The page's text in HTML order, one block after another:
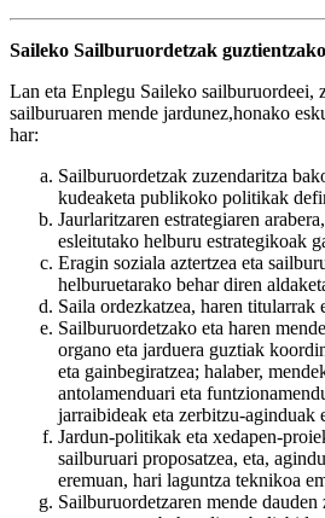
Saileko Sailburuordetzak
Lan eta Enplegu Saileko sailburuordeei,
sailburuaren mende jardunez,honako
har:
Sailburuordetzak zuzendaritza
kudeaketa publikoko politikak
Jaurlaritzaren estrategiaren
esleitutako helburu estrategikoak
Eragin soziala aztertzea eta
helburuetarako behar diren
Saila ordezkatzea, haren titularrak
Sailburuordetzako eta haren
organo eta jarduera guztiak
eta gainbegiratzea; halaber,
antolamenduari eta
jarraibideak eta zerbitzu-aginduak
Jardun-politikak eta xedapen-
sailburuari proposatzea, eta,
eremuan, hari laguntza teknikoa
Sailburuordetzaren mende